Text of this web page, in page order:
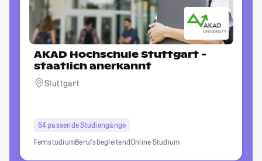
AKAD Hochschule Stuttgart -
staatlich anerkannt
Stuttgart
64 passende Studiengänge
FernstudiumBerufsbegleitendOnline Studium